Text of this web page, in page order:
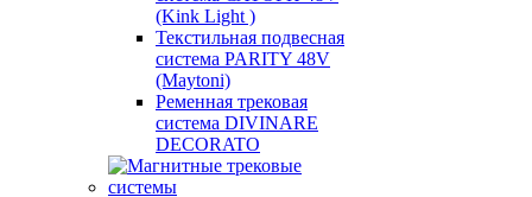
(Kink Light )
Текстильная подвесная
система PARITY 48V
(Maytoni)
Ременная трековая
система DIVINARE
DECORATO